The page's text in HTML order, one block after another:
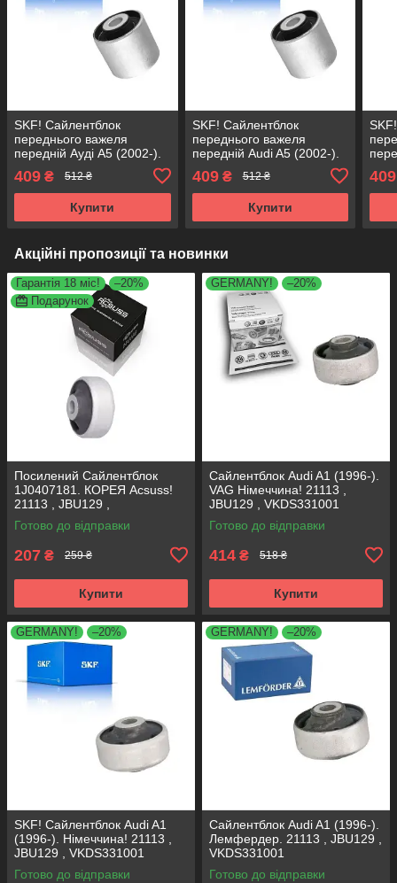
SKF! Сайлентблок
переднього важеля
передній Ауді А5 (2002-).
Німеччина! 27126 ,
JBU679 , VKDS331028
409 ₴ 512 ₴
Купити
SKF! Сайлентблок
переднього важеля
передній Audi A5 (2002-).
Німеччина! 27126 ,
JBU679 , VKDS331028
409₴ 512 ₴
Купити
409
Акційні пропозиції та новинки
Гарантія 18 міс!
–20%
Подарунок
Посилений Сайлентблок
1J0407181. КОРЕЯ Acsuss!
21113 , JBU129 ,
VKDS331001
Готово до відправки
207 ₴ 259 ₴
Купити
GERMANY! –20%
Сайлентблок Audi A1 (1996-).
VAG Німеччина! 21113 ,
JBU129 , VKDS331001
Готово до відправки
414 ₴ 518 ₴
Купити
GERMANY! –20%
SKF! Сайлентблок Audi A1
(1996-). Німеччина! 21113 ,
JBU129 , VKDS331001
Готово до відправки
GERMANY! –20%
Сайлентблок Audi A1 (1996-).
Лемфердер. 21113 , JBU129 ,
VKDS331001
Готово до відправки